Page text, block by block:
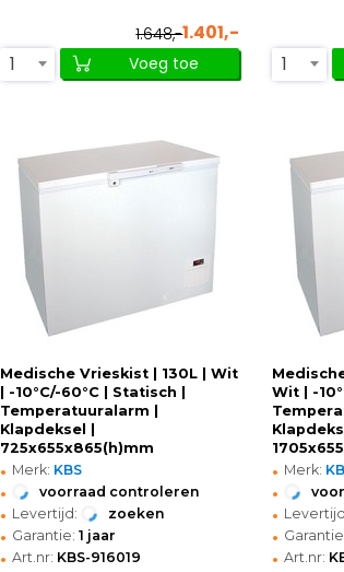
1.648,-1.401,-
1
Voeg toe 1
Medische Vrieskist | 130L | Wit
| -10°C/-60°C | Statisch |
Temperatuuralarm |
Klapdeksel |
725x655x865(h)mm
• Merk: KBS
• voorraad controleren
• Levertijd: zoeken
• Garantie: 1 jaar
• Art.nr: KBS-916019
Wit | -
• Merk:
•
•
•
• Art.nr: